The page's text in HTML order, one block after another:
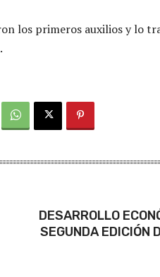
los primeros auxilios y lo
DESARROLLO
SEGUNDA EDICIÓN